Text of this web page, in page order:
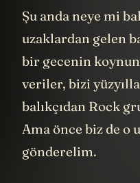
Şu anda neye mi
uzaklardan gelen
bir gecenin
veriler, bizi
balıkçıdan Rock
Ama önce biz de o
gönderelim.